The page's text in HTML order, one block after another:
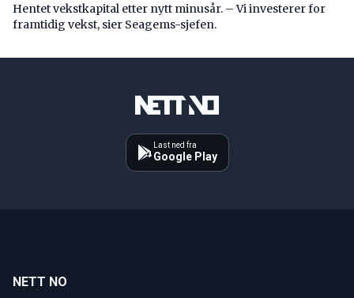
Hentet vekstkapital etter nytt minusår. – Vi investerer for
framtidig vekst, sier Seagems-sjefen.
Last ned fra
Google Play
NETT NO